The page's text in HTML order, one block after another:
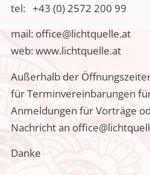
tel: +43 (0) 2572 200 99
mail: office@lichtquelle.at
web:www.lichtquelle.at
Außerhalb der
für Terminvereinbarungen
Anmeldungen für Vorträge
Nachricht an
Danke